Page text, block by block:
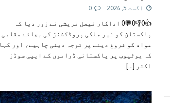
اگست 5, 2026 0
👍0👎0💬0 اداکار فیصل قریشی نے زور دیا کہ
پاکستان کو غیر ملکی پروڈکشنز کی بجائے مقامی
مواد کو فروغ دینے پر توجہ دینی چاہیے، اور کہا
کہ یوٹیوب پر پاکستانی ڈراموں کے ایپی سوڈز
اکثر
[...]